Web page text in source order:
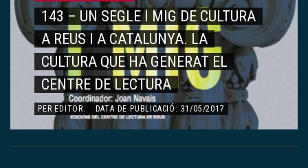
143 – UN SEGLE I MIG DE CULTURA
A REUS I A CATALUNYA. LA
CULTURA QUE HA GENERAT EL
CENTRE DE LECTURA
PER EDITOR. DATA DE PUBLICACIÓ: 31/05/2017